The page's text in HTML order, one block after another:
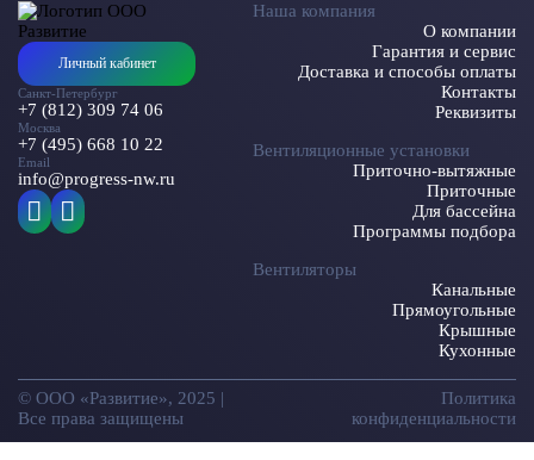
Личный кабинет
Санкт-Петербург
+7 (812) 309 74 06
Москва
+7 (495) 668 10 22
Email
info@progress-nw.ru
Наша компания
О компании
Гарантия и сервис
Доставка и способы оплаты
Контакты
Реквизиты
Вентиляционные установки
Приточно-вытяжные
Приточные
Для бассейна
Программы подбора
Вентиляторы
Канальные
Прямоугольные
Крышные
Кухонные
© ООО «Развитие», 2025 |
Все права защищены
Политика
конфиденциальности